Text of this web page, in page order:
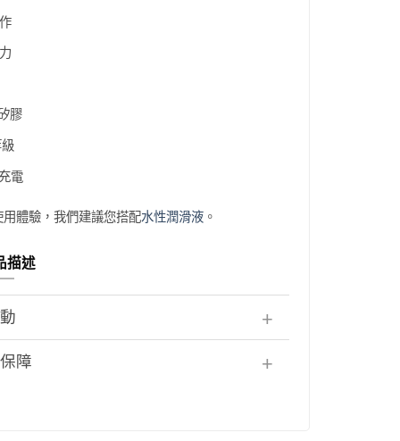
膠
電
體驗，我們建議您搭配水性潤滑液。
描述
障